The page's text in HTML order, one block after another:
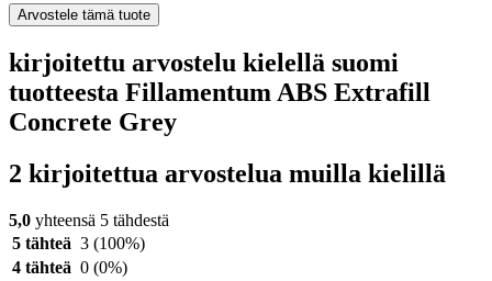
Arvostele tämä tuote
kirjoitettu arvostelu kielellä suomi
tuotteesta Fillamentum ABS Extrafill
Concrete Grey
2 kirjoitettua arvostelua muilla kielillä
5,0 yhteensä 5 tähdestä
5 tähteä 3 (100%)
4 tähteä 0 (0%)